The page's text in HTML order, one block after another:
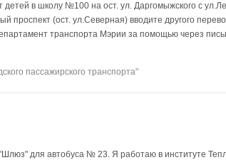
детей в школу №100 на ост. ул. Даргомыжского с
проспект (ост. ул.Северная) вводите другого
транспорта Мэрии за помощью через
пассажирского транспорта"
для автобуса № 23. Я работаю в институте